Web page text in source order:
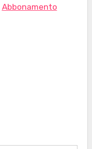
Abbonamento